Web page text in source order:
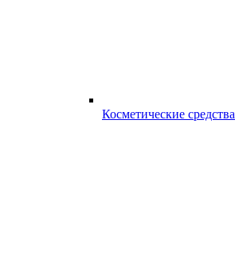
Косметические средства